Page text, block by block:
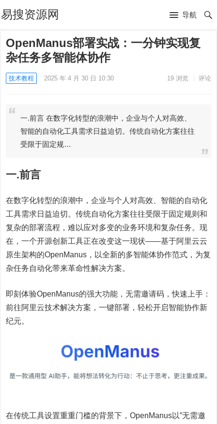
易搜资源网 导航
OpenManus部署实战：一分钟实现复
杂任务多智能体协作
技术教程 2025 年 4 月 30 日 10:30 19浏览 评论
一.前言 在数字化转型的浪潮中，企业与个人对高效、
智能的自动化工具需求日益迫切。传统自动化方案往往
受限于固定规…
一.前言
在数字化转型的浪潮中，企业与个人对高效、智能的自动化
工具需求日益迫切。传统自动化方案往往受限于固定规则和
复杂的部署流程，难以应对多变的业务环境和复杂任务。现
在，一个开源创新工具正在改变这一现状——基于阿里云云
原生架构的OpenManus，以全新的多智能体协作范式，为复
杂任务自动化带来革命性解决方案。
即刻体验OpenManus的强大功能，无需邀请码，快速上手：
前往阿里云技术解决方案，一键部署，轻松开启智能协作新
纪元。
在传统工具设置重重门槛的背景下，OpenManus以”无需邀